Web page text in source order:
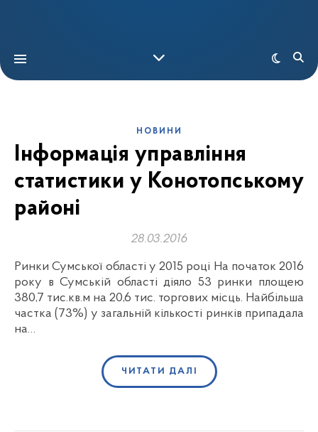
НОВИНИ
Інформація управління
статистики у Конотопському
районі
28.03.2016
Ринки Сумської області у 2015 році На початок 2016
року в Сумській області діяло 53 ринки площею
380,7 тис.кв.м на 20,6 тис. торгових місць. Найбільша
частка (73%) у загальній кількості ринків припадала
на…
ЧИТАТИ ДАЛІ